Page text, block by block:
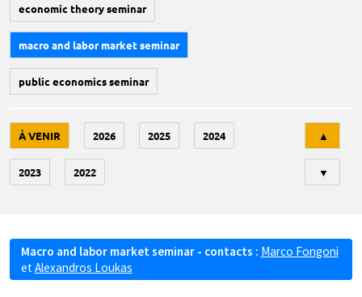
economic theory seminar
macro and labor market seminar
public economics seminar
À VENIR 2026 2025 2024
2023 2022
▲
▼
Macro and labor market seminar - contacts : Marco Fongoni
et Alexandros Loukas